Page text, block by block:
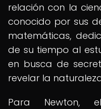
relación con la
conocido por sus
matemáticas,
de su tiempo al
en busca de
revelar la
Para Newton,